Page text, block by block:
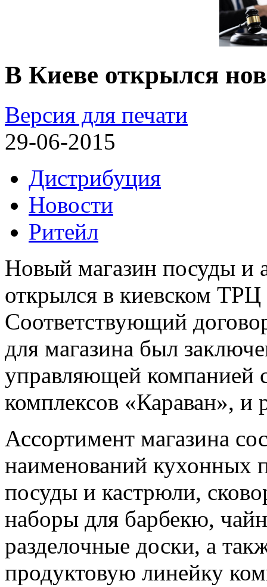
В Киеве открылся
Версия для печати
29-06-2015
Дистрибуция
Новости
Ритейл
Новый магазин посуды и
открылся в киевском
Соответствующий
для магазина был
управляющей компанией
комплексов «Караван», и
Ассортимент магазина
наименований кухонных
посуды и кастрюли,
наборы для барбекю,
разделочные доски, а
продуктовую линейку